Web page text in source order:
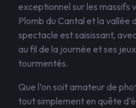
exceptionnel sur les massifs
Plomb du Cantal et la vallée
spectacle est saisissant,
au fil de la journée et ses
tourmentés.
Que l’on soit amateur de
tout simplement en quête